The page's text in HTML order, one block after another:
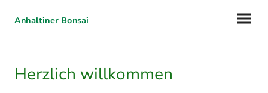
Anhaltiner Bonsai
Herzlich willkommen